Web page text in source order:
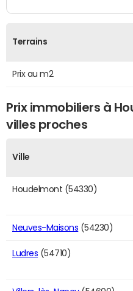
Terrains
Prix au m2
Prix immobiliers à
villes proches
Ville
Houdelmont (54330)
Neuves-Maisons (54230)
Ludres (54710)